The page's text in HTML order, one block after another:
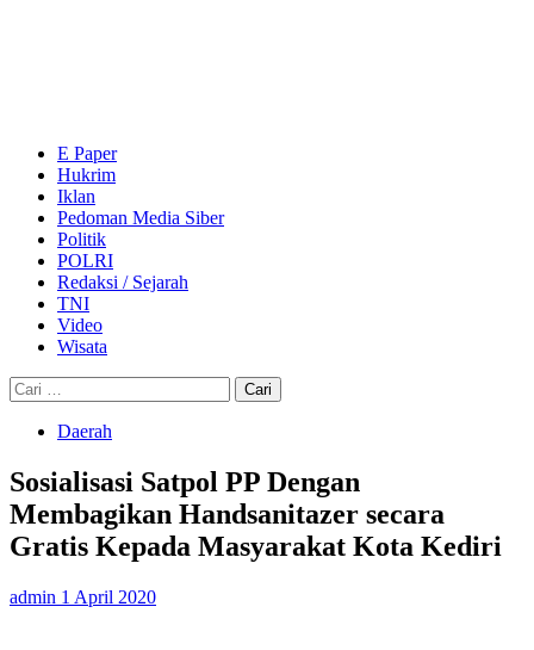
E Paper
Hukrim
Iklan
Pedoman Media Siber
Politik
POLRI
Redaksi / Sejarah
TNI
Video
Wisata
Cari
untuk:
Daerah
Sosialisasi Satpol PP Dengan
Membagikan Handsanitazer secara
Gratis Kepada Masyarakat Kota Kediri
admin 1 April 2020